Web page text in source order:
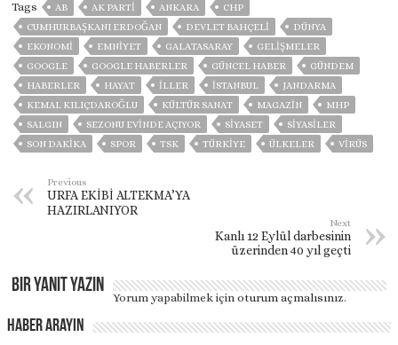
Tags AB AK PARTİ ANKARA
CHP
CUMHURBAŞKANI ERDOĞAN
DEVLET BAHÇELİ
DÜNYA
EKONOMİ
EMNİYET GALATASARAY
GELIŞMELER
GOOGLE
GOOGLE HABERLER GÜNCEL HABER
GÜNDEM
HABERLER
HAYAT İLLER ISTANBUL
JANDARMA
KEMAL KILIÇDAROĞLU
KÜLTÜR SANAT MAGAZİN
MHP
SALGIN
SEZONU EVINDE AÇIYOR SİYASET
SİYASİLER
SON DAKIKA
SPOR TSK TÜRKİYE ÜLKELER VIRÜS
Previous
URFA EKİBİ ALTEKMA’YA
HAZIRLANIYOR
Next
Kanlı 12 Eylül darbesinin
üzerinden 40 yıl geçti
Bir yanıt yazın
Yorum yapabilmek içinoturum açmalısınız.
Haber Arayın